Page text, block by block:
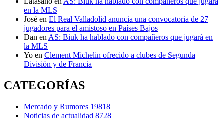
en la MLS
José en El Real Valladolid anuncia una convocatoria de 27
jugadores para el amistoso en Países Bajos
Dan en AS: Biuk ha hablado con compañeros que jugará en
la MLS
Yo en Clement Michelin ofrecido a clubes de Segunda
División y de Francia
CATEGORÍAS
Mercado y Rumores 19818
Noticias de actualidad 8728